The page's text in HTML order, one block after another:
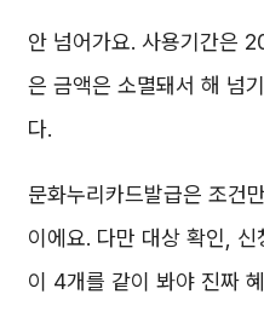
안 넘어가요. 사용기간은
은 금액은 소멸돼서 해 넘
다.
문화누리카드발급은 조건
이에요. 다만 대상 확인,
이 4개를 같이 봐야 진짜